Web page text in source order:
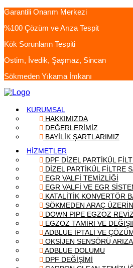
Garantili Onarım Merkezi
%100 Çözüm ve Arıza Tespit
Kök Sorunların Tespiti
Ostim, İvedik, Şaşmaz, Sincan
Sökmeden Yıkama İmkanı
KURUMSAL
HAKKIMIZDA
DEĞERLERİMİZ
BAYİLİK ŞARTLARIMIZ
HİZMETLER
DPF DİZEL PARTİKÜL
DİZEL PARTİKÜL FİLTRE
EGR VALFİ TEMİZLİĞİ
EGR VALFİ VE EGR
KATALİTİK KONVERTÖR
SÖKMEDEN ARAÇ
DOWN PIPE EGZOZ
EGZOZ TAMİRİ VE
ADBLUE İPTALİ VE
OKSİJEN SENSÖRÜ
ADBLUE DOLUMU
DPF DEĞİŞİMİ